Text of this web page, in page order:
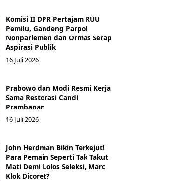
Komisi II DPR Pertajam RUU
Pemilu, Gandeng Parpol
Nonparlemen dan Ormas Serap
Aspirasi Publik
16 Juli 2026
Prabowo dan Modi Resmi Kerja
Sama Restorasi Candi
Prambanan
16 Juli 2026
John Herdman Bikin Terkejut!
Para Pemain Seperti Tak Takut
Mati Demi Lolos Seleksi, Marc
Klok Dicoret?